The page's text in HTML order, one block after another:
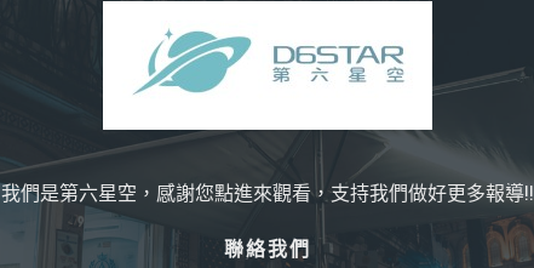
我們是第六星空，感謝您點進來觀看，支持我們做好更多報導!!
聯絡我們